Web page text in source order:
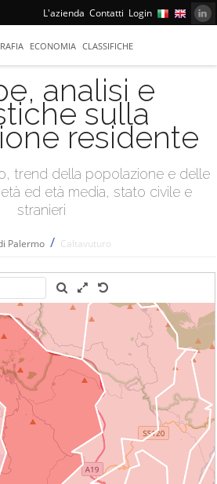
L'azienda Contatti Login
ECONOMIA CLASSIFICHE
analisi e
sulla
residente
trend della popolazione e delle
ed età media, stato civile e
stranieri
Palermo / Caltavuturo